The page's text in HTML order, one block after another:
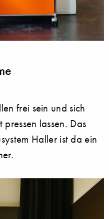
frei sein und sich
lassen. Das
Haller ist da ein